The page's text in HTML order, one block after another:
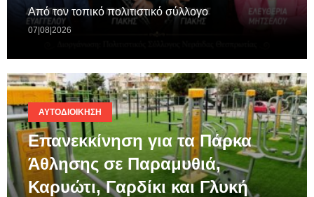
Από τον τοπικό πολιτιστικό σύλλογο
07|08|2026
ΑΥΤΟΔΙΟΊΚΗΣΗ
Επανεκκίνηση για τα Πάρκα
Άθλησης σε Παραμυθιά,
Καρυώτι, Γαρδίκι και Γλυκή